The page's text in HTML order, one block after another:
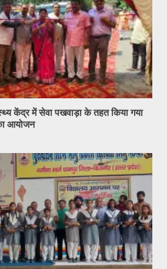
केंद्र में सेवा पखवाड़ा के तहत किया गया
आयोजन